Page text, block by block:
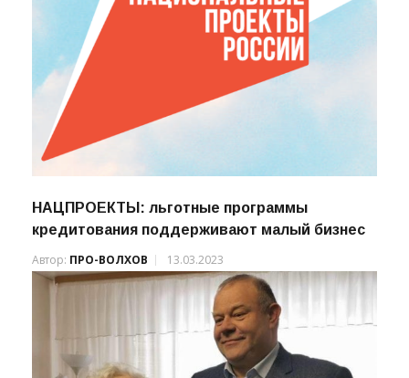
НАЦПРОЕКТЫ: льготные программы
кредитования поддерживают малый бизнес
Автор: ПРО-ВОЛХОВ 13.03.2023